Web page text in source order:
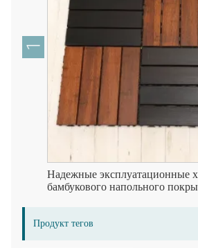
Надежные эксплуатационные
бамбукового напольного покрытия
Продукт тегов